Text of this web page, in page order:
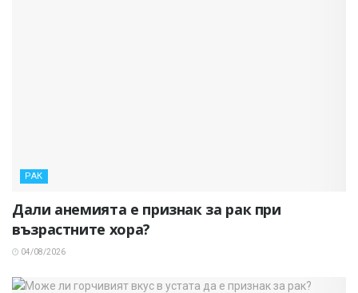
РАК
Дали анемията е признак за рак при
възрастните хора?
04/08/2026